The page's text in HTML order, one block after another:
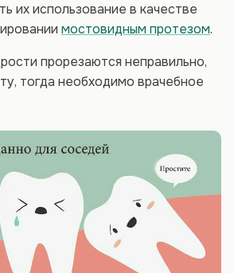
их использование в качестве
мостовидным протезом.
прорезаются неправильно,
тогда необходимо врачебное